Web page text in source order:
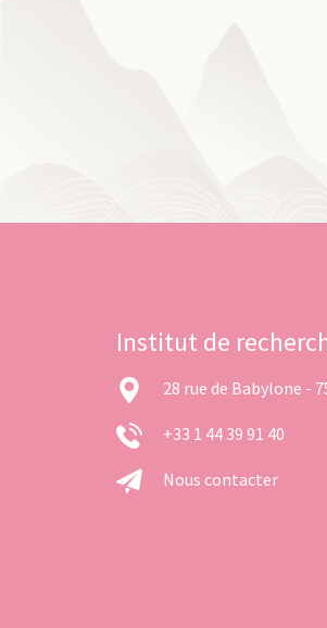
Institut de
28 rue de Babylone -
+33 1 44 39 91 40
Nous contacter